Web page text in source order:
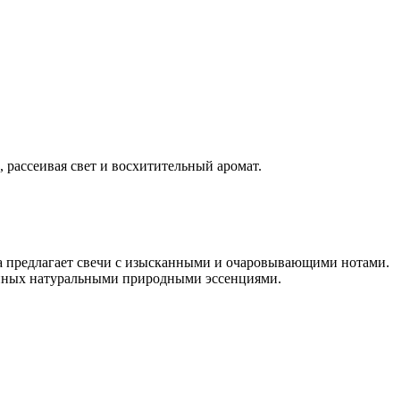
свет и восхитительный аромат.
предлагает свечи с изысканными и очаровывающими нотами.
натуральными природными эссенциями.